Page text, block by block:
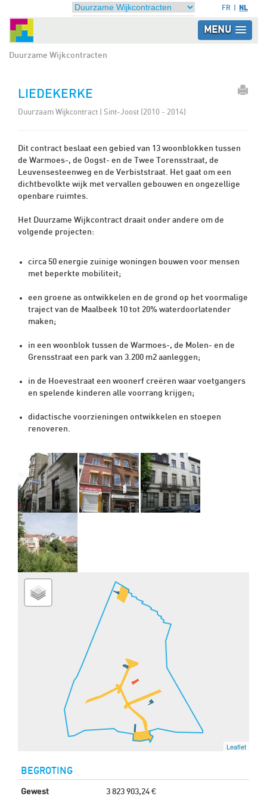
FR NL
MENU
Duurzame Wijkcontracten
LIEDEKERKE
Duurzaam Wijkcontract | Sint-Joost (2010 - 2014)
Dit contract beslaat een gebied van 13 woonblokken tussen
de Warmoes-, de Oogst- en de Twee Torensstraat, de
Leuvensesteenweg en de Verbiststraat. Het gaat om een
dichtbevolkte wijk met vervallen gebouwen en ongezellige
openbare ruimtes.
Het Duurzame Wijkcontract draait onder andere om de
volgende projecten:
circa 50 energie zuinige woningen bouwen voor mensen
met beperkte mobiliteit;
een groene as ontwikkelen en de grond op het voormalige
traject van de Maalbeek 10 tot 20% waterdoorlatender
maken;
in een woonblok tussen de Warmoes-, de Molen- en de
Grensstraat een park van 3.200 m2 aanleggen;
in de Hoevestraat een woonerf creëren waar voetgangers
en spelende kinderen alle voorrang krijgen;
didactische voorzieningen ontwikkelen en stoepen
renoveren.
Leaflet
BEGROTING
Gewest 3 823 903,24 €